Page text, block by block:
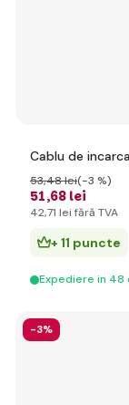
Cablu de
51,68 lei
53,48 lei(-3 %)
42,71 lei fără TVA
+ 11 puncte
Expediere in 48
-3%